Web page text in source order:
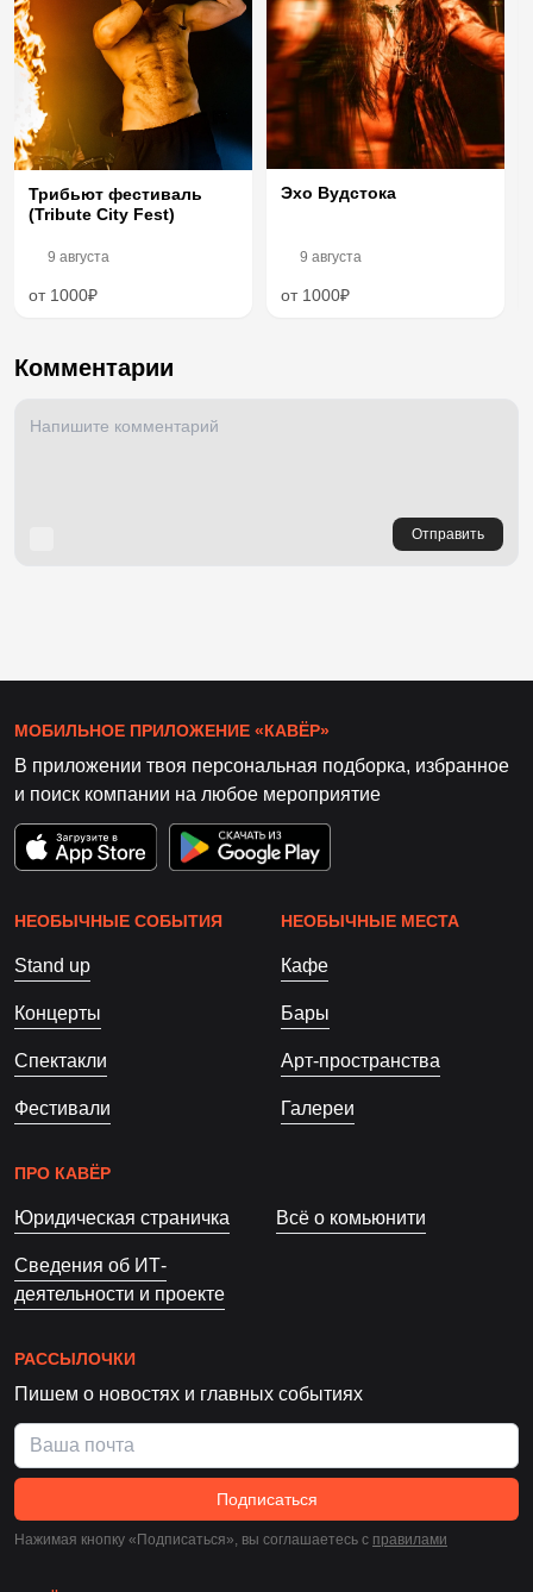
Трибьют фестиваль
(Tribute City Fest)
9 августа
от 1000₽
Эхо Вудстока
9 августа
от 1000₽
Комментарии
Отправить
МОБИЛЬНОЕ ПРИЛОЖЕНИЕ «КАВЁР»
В приложении твоя персональная подборка, избранное
и поиск компании на любое мероприятие
НЕОБЫЧНЫЕ СОБЫТИЯ
Stand up
Концерты
Спектакли
Фестивали
НЕОБЫЧНЫЕ МЕСТА
Кафе
Бары
Арт-пространства
Галереи
ПРО КАВЁР
Юридическая страничка Всё о комьюнити
Сведения об ИТ-
деятельности и проекте
РАССЫЛОЧКИ
Пишем о новостях и главных событиях
Подписаться
Нажимая кнопку «Подписаться», вы соглашаетесь c правилами